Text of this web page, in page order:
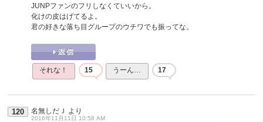
JUNPファンのフリしなくていいから。
化けの皮はげてるよ。
君の好きな落ち目グループのウチワでも振ってな。
それな！ 15 うーん… 17
120 名無しだＪ より
2016年11月11日 10:58 AM